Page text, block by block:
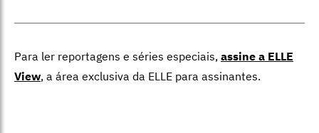
Para ler reportagens e séries especiais, assine a ELLE
View, a área exclusiva da ELLE para assinantes.